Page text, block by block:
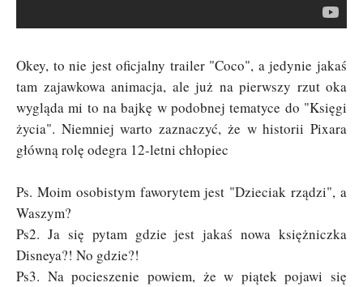
Okey, to nie jest oficjalny trailer "Coco", a jedynie jakaś
tam zajawkowa animacja, ale już na pierwszy rzut oka
wygląda mi to na bajkę w podobnej tematyce do "Księgi
życia". Niemniej warto zaznaczyć, że w historii Pixara
główną rolę odegra 12-letni chłopiec
Ps. Moim osobistym faworytem jest "Dzieciak rządzi", a
Waszym?
Ps2. Ja się pytam gdzie jest jakaś nowa księżniczka
Disneya?! No gdzie?!
Ps3. Na pocieszenie powiem, że w piątek pojawi się